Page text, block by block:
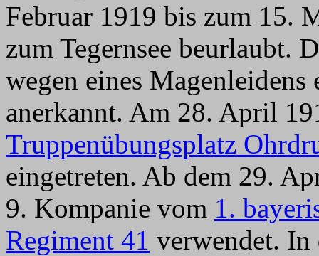
Februar 1919 bis zum 15.
zum Tegernsee beurlaubt.
wegen eines
anerkannt. Am 28. April
Truppenübungsplatz
eingetreten. Ab dem 29.
9. Kompanie vom 1.
Regiment 41 verwendet. In